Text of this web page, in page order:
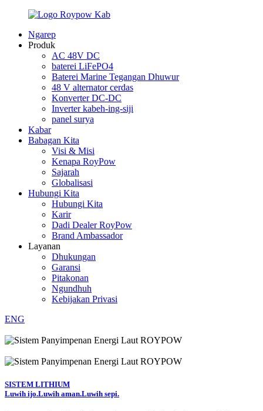
Ngarep
Produk
AC 48V DC
baterei LiFePO4
Baterei Marine Tegangan Dhuwur
48 V alternator cerdas
Konverter DC-DC
Inverter kabeh-ing-siji
panel surya
Kabar
Babagan Kita
Visi & Misi
Kenapa RoyPow
Sajarah
Globalisasi
Hubungi Kita
Hubungi Kita
Karir
Dadi Dealer RoyPow
Brand Ambassador
Layanan
Dhukungan
Garansi
Pitakonan
Ngundhuh
Kebijakan Privasi
ENG
SISTEM LITHIUM
Luwih ijo.Luwih aman.Luwih sepi.